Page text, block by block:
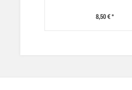
8,50 € *